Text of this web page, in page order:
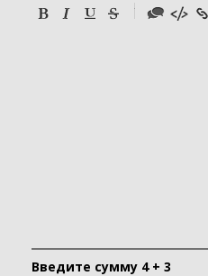
-
-
Введите сумму 4 + 3